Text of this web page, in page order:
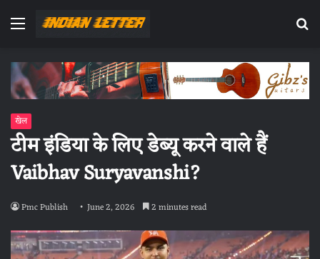
Menu
खेल
टीम इंडिया के लिए डेब्यू करने वाले हैं
Vaibhav Suryavanshi?
Pmc Publish June 2, 2026 2 minutes read